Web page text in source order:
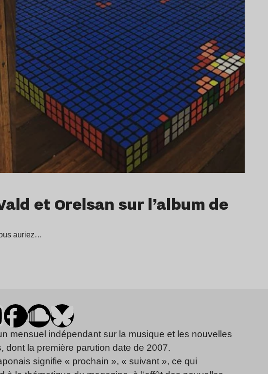
et Orelsan sur l’album de
auriez…
mensuel indépendant sur la musique et les nouvelles
dont la première parution date de 2007.
signifie « prochain », « suivant », ce qui